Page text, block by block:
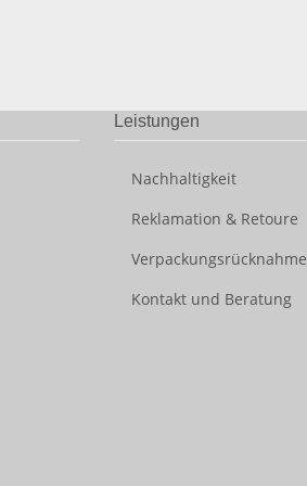
Leistungen
Nachhaltigkeit
Reklamation & Retoure
Verpackungsrücknahme
Kontakt und Beratung